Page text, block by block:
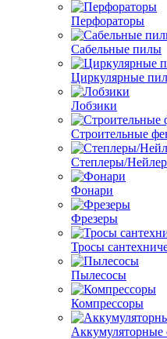
Перфораторы
Сабельные пилы
Циркулярные
Лобзики
Строительные
Степлеры/
Фонари
Фрезеры
Тросы
Пылесосы
Компрессоры
Аккумуляторные